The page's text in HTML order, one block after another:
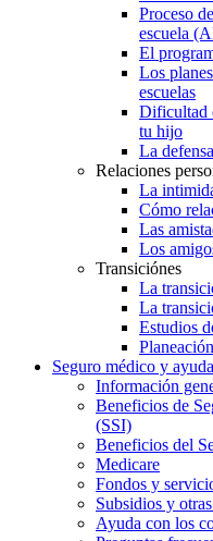
Proceso
escuela
El
Los
escuelas
Dificultad
tu hijo
La
Relaciones
La
Cómo
Las
Los
Transiciónes
La
La
Estudios
Seguro médico y
Información
Beneficios de
(SSI)
Beneficios del
Medicare
Fondos y
Subsidios y
Ayuda con los